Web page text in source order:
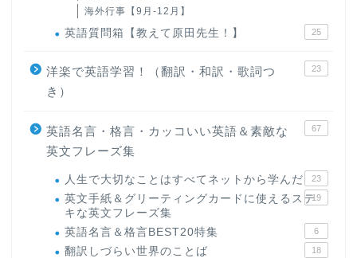
海外行事【9月-12月】
英語質問箱【教えて原田先生！】 25
洋楽で英語学習！（翻訳・和訳・歌詞つ
き）
23
英語名言・格言・カッコいい英語＆素敵な
英文フレーズ集
67
人生で大切なことはすべてネットから学んだ 23
英文手紙＆グリーティングカードに使えるステ
キな英文フレーズ集
19
英語名言＆格言BEST20特集 6
翻訳しづらい世界のことば 18